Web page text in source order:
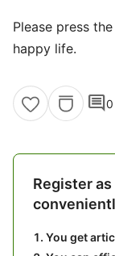
Please press
happy life.
comment0
Register
You get